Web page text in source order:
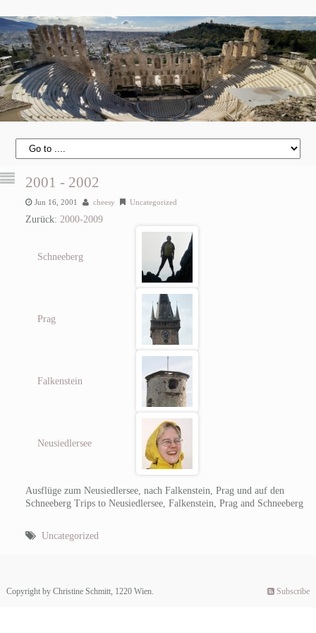
2001 - 2002
Jun 16, 2001 cheesy Uncategorized
Zurück: 2000-2009
Schneeberg
Prag
Falkenstein
Neusiedlersee
Ausflüge zum Neusiedlersee, nach Falkenstein, Prag und auf den
Schneeberg Trips to Neusiedlersee, Falkenstein, Prag and Schneeberg
Uncategorized
Copyright by Christine Schmitt, 1220 Wien. Subscribe